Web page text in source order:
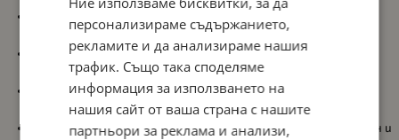
регулира, за да се види как промяната влияе на шарките;
Развива фините двигателни умения– чрез завъртане,
наблюдение и експериментиране;
Стимулира любознателността и логическото мислене
децата изследват форма, движение и оптични илюзии;
Изработен от висококачествено дърво– здрав, безопасен и
персонализираме съдържанието,
рекламите и да анализираме нашия
трафик. Също така споделяме
информация за използването на
нашия сайт от ваша страна с нашите
партньори за реклама и анализи,